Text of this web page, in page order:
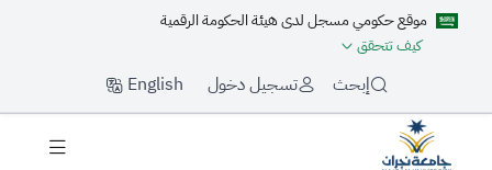
موقع حكومي مسجل لدى هيئة الحكومة الرقمية
كيف تتحقق
إبحث تسجيل دخول English